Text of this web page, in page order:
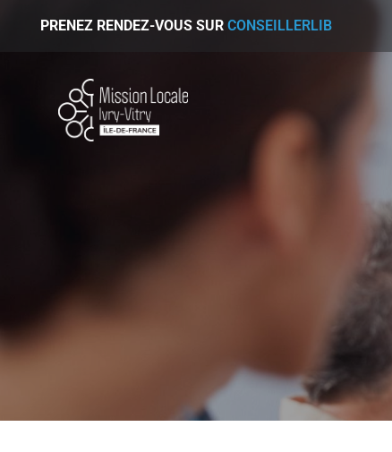
PRENEZ RENDEZ-VOUS SUR CONSEILLERLIB